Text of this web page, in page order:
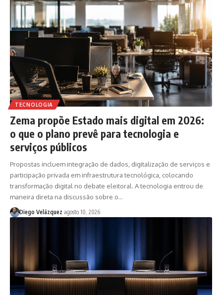
TECNOLOGIA
Zema propõe Estado mais digital em 2026:
o que o plano prevê para tecnologia e
serviços públicos
Propostas incluem integração de dados, digitalização de serviços e
participação privada em infraestrutura tecnológica, colocando
transformação digital no debate eleitoral. A tecnologia entrou de
maneira direta na discussão sobre o…
Diego Velázquez agosto 10, 2026